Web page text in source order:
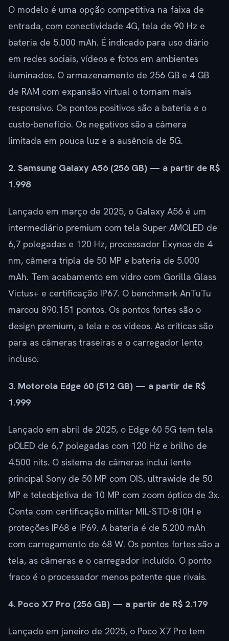
O modelo é uma opção competitiva na faixa de
entrada, com conectividade 4G, tela de 90 Hz e
bateria de 5.000 mAh. É indicado para uso diário
em redes sociais, vídeos e fotos em ambientes
iluminados. O armazenamento de 256 GB e 4 GB
de RAM com expansão virtual o tornam mais
responsivo. Os pontos positivos são a bateria e o
custo-benefício. Os negativos são a câmera
limitada em pouca luz e a ausência de 5G.
2. Samsung Galaxy A56 (256 GB) — a partir de R$
1.998
Lançado em março de 2025, o Galaxy A56 é um
intermediário premium com tela Super AMOLED de
6,7 polegadas e 120 Hz, processador Exynos de 4
nm, câmera tripla de 50 MP e bateria de 5.000
mAh. Tem acabamento em vidro com Gorilla Glass
Victus+ e certificação IP67. O benchmark AnTuTu
marcou 890.151 pontos. Os pontos fortes são o
design premium, a tela e os vídeos. As críticas são
para as câmeras traseiras e o carregador lento
incluso.
3. Motorola Edge 60 (512 GB) — a partir de R$
1.999
Lançado em abril de 2025, o Edge 60 5G tem tela
pOLED de 6,7 polegadas com 120 Hz e brilho de
4.500 nits. O sistema de câmeras inclui lente
principal Sony de 50 MP com OIS, ultrawide de 50
MP e teleobjetiva de 10 MP com zoom óptico de 3x.
Conta com certificação militar MIL-STD-810H e
proteções IP68 e IP69. A bateria é de 5.200 mAh
com carregamento de 68 W. Os pontos fortes são a
tela, as câmeras e o carregador incluído. O ponto
fraco é o processador menos potente que rivais.
4. Poco X7 Pro (256 GB) — a partir de R$ 2.179
Lançado em janeiro de 2025, o Poco X7 Pro tem